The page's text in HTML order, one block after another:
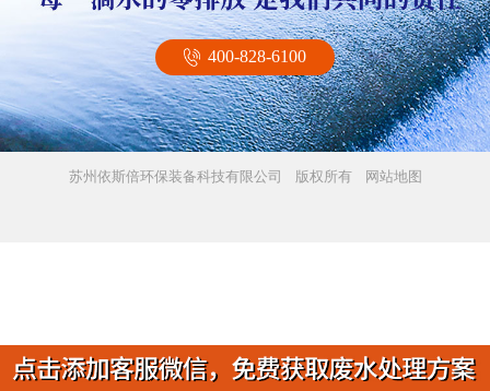
400-828-6100
苏州依斯倍环保装备科技有限公司 版权所有 网站地图